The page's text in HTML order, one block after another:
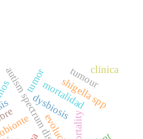
autism spectrum disorder
dysbiosis
mortalidad
mortality
shigella spp
tumor tumourclínica